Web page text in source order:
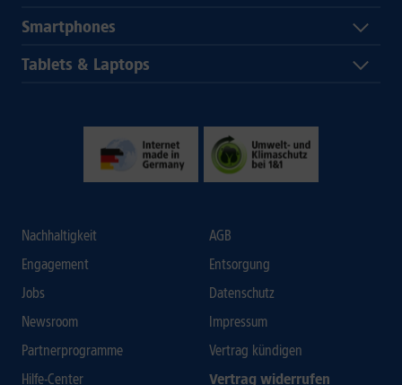
Smartphones
Tablets & Laptops
Nachhaltigkeit
Engagement
Jobs
Newsroom
Partnerprogramme
Hilfe-Center
AGB
Entsorgung
Datenschutz
Impressum
Vertrag kündigen
Vertrag widerrufen